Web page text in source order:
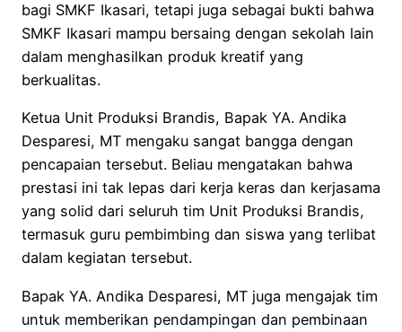
bagi SMKF Ikasari, tetapi juga sebagai bukti bahwa
SMKF Ikasari mampu bersaing dengan sekolah lain
dalam menghasilkan produk kreatif yang
berkualitas.
Ketua Unit Produksi Brandis, Bapak YA. Andika
Desparesi, MT mengaku sangat bangga dengan
pencapaian tersebut. Beliau mengatakan bahwa
prestasi ini tak lepas dari kerja keras dan kerjasama
yang solid dari seluruh tim Unit Produksi Brandis,
termasuk guru pembimbing dan siswa yang terlibat
dalam kegiatan tersebut.
Bapak YA. Andika Desparesi, MT juga mengajak tim
untuk memberikan pendampingan dan pembinaan